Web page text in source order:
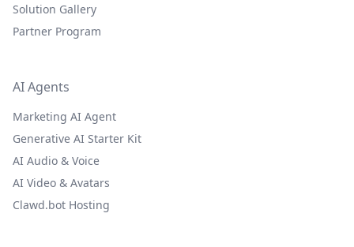
Solution Gallery
Partner Program
AI Agents
Marketing AI Agent
Generative AI Starter Kit
AI Audio & Voice
AI Video & Avatars
Clawd.bot Hosting